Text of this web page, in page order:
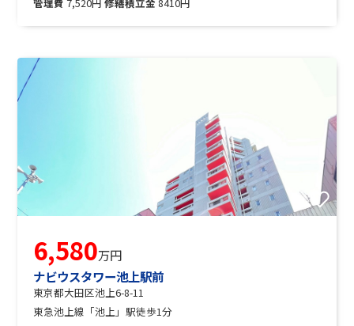
6,580万円
ナビウスタワー池上駅前
東京都大田区池上6-8-11
東急池上線「池上」駅徒歩1分